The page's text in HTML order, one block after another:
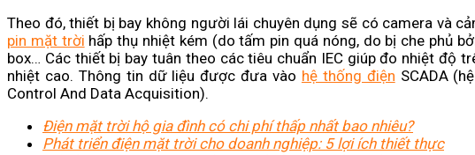
Theo đó, thiết bị bay không người lái chuyên dụng sẽ có camera và
pin mặt trời hấp thụ nhiệt kém (do tấm pin quá nóng, do bị che phủ
box… Các thiết bị bay tuân theo các tiêu chuẩn IEC giúp đo nhiệt độ
nhiệt cao. Thông tin dữ liệu được đưa vào hệ thống điện SCADA
Control And Data Acquisition).
Điện mặt trời hộ gia đình có chi phí thấp nhất bao nhiêu?
Phát triển điện mặt trời cho doanh nghiệp: 5 lợi ích thiết thực